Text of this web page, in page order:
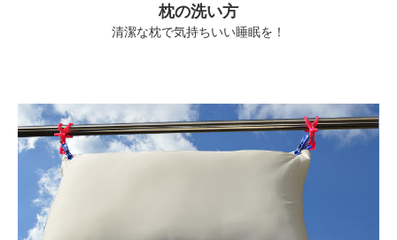
枕の洗い方
清潔な枕で気持ちいい睡眠を！